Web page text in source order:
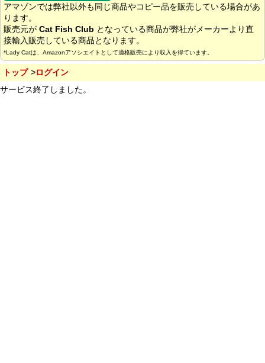
アマゾンでは弊社以外も同じ商品やコピー品を販売している場合があ
ります。
販売元が Cat Fish Club となっている商品が弊社がメーカーより直
接輸入販売している商品となります。
*Lady Catは、Amazonアソシエイトとして適格販売により収入を得ています。
トップ
ログイン
サービス終了しました。